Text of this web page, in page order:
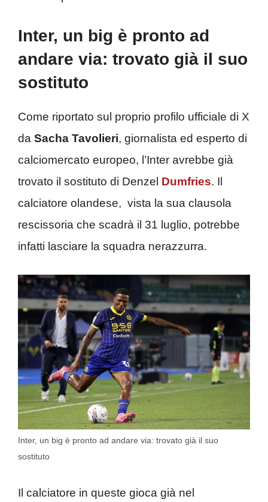
Inter, un big è pronto ad
andare via: trovato già il suo
sostituto
Come riportato sul proprio profilo ufficiale di X
da Sacha Tavolieri, giornalista ed esperto di
calciomercato europeo, l’Inter avrebbe già
trovato il sostituto di Denzel Dumfries. Il
calciatore olandese, vista la sua clausola
rescissoria che scadrà il 31 luglio, potrebbe
infatti lasciare la squadra nerazzurra.
Inter, un big è pronto ad andare via: trovato già il suo
sostituto
Il calciatore in queste gioca già nel